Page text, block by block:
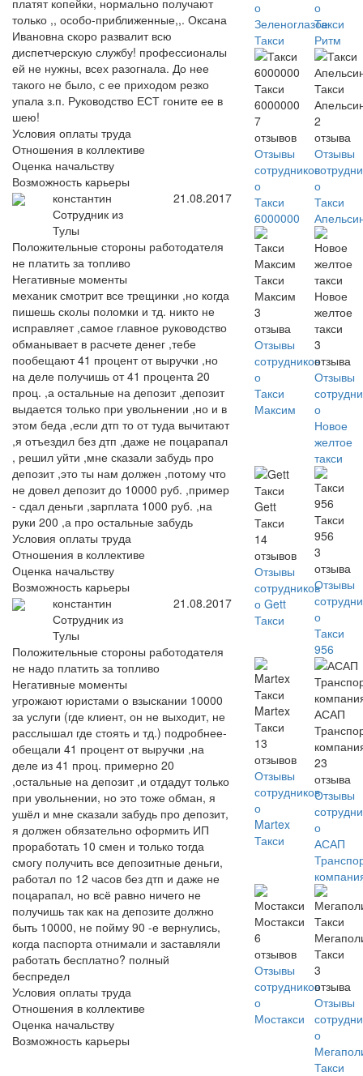
платят копейки, нормально получают
только ,, особо-приближенные,,. Оксана
Ивановна скоро развалит всю
диспетчерскую службу! профессионалы
ей не нужны, всех разогнала. До нее
такого не было, с ее приходом резко
упала з.п. Руководство ЕСТ гоните ее в
шею!
Условия оплаты труда
Отношения в коллективе
Оценка начальству
Возможность карьеры
константин
Сотрудник из
Тулы
21.08.2017
Положительные стороны работодателя
не платить за топливо
Негативные моменты
механик смотрит все трещинки ,но когда
пишешь сколы поломки и тд. никто не
исправляет ,самое главное руководство
обманывает в расчете денег ,тебе
пообещают 41 процент от выручки ,но
на деле получишь от 41 процента 20
проц. ,а остальные на депозит ,депозит
выдается только при увольнении ,но и в
этом беда ,если дтп то от туда вычитают
,я отъездил без дтп ,даже не поцарапал
, решил уйти ,мне сказали забудь про
депозит ,это ты нам должен ,потому что
не довел депозит до 10000 руб. ,пример
- сдал деньги ,зарплата 1000 руб. ,на
руки 200 ,а про остальные забудь
Условия оплаты труда
Отношения в коллективе
Оценка начальству
Возможность карьеры
константин
Сотрудник из
Тулы
21.08.2017
Положительные стороны работодателя
не надо платить за топливо
Негативные моменты
угрожают юристами о взыскании 10000
за услуги (где клиент, он не выходит, не
расслышал где стоять и тд.) подробнее-
обещали 41 процент от выручки ,на
деле из 41 проц. примерно 20
,остальные на депозит ,и отдадут только
при увольнении, но это тоже обман, я
ушёл и мне сказали забудь про депозит,
я должен обязательно оформить ИП
проработать 10 смен и только тогда
смогу получить все депозитные деньги,
работал по 12 часов без дтп и даже не
поцарапал, но всё равно ничего не
получишь так как на депозите должно
быть 10000, не пойму 90 -е вернулись,
когда паспорта отнимали и заставляли
работать бесплатно? полный
беспредел
Условия оплаты труда
Отношения в коллективе
Оценка начальству
Возможность карьеры
о
Зеленоглазое
Такси
о
Такси
Ритм
Такси
6000000
7
отзывов
Отзывы
сотрудников
о
Такси
6000000
Такси
2
отзыва
Отзывы
о
Такси
Такси
Максим
3
отзыва
Отзывы
сотрудников
о
Такси
Максим
Новое
желтое
такси
3
отзыва
Отзывы
о
Новое
желтое
такси
Gett
Такси
14
отзывов
Отзывы
сотрудников
о Gett
Такси
Такси
956
3
отзыва
Отзывы
о
Такси
956
Martex
Такси
13
отзывов
Отзывы
сотрудников
о
Martex
Такси
АСАП
23
отзыва
Отзывы
о
АСАП
Мостакси
6
отзывов
Отзывы
сотрудников
о
Мостакси
Такси
3
отзыва
Отзывы
о
Такси